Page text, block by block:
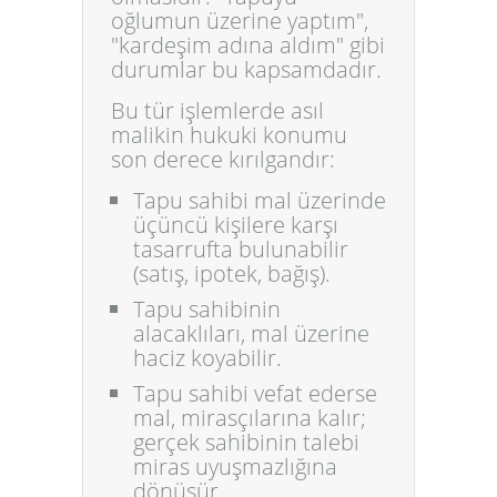
oğlumun üzerine yaptım",
"kardeşim adına aldım" gibi
durumlar bu kapsamdadır.
Bu tür işlemlerde asıl
malikin hukuki konumu
son derece kırılgandır:
Tapu sahibi mal üzerinde
üçüncü kişilere karşı
tasarrufta bulunabilir
(satış, ipotek, bağış).
Tapu sahibinin
alacaklıları, mal üzerine
haciz koyabilir.
Tapu sahibi vefat ederse
mal, mirasçılarına kalır;
gerçek sahibinin talebi
miras uyuşmazlığına
dönüşür.